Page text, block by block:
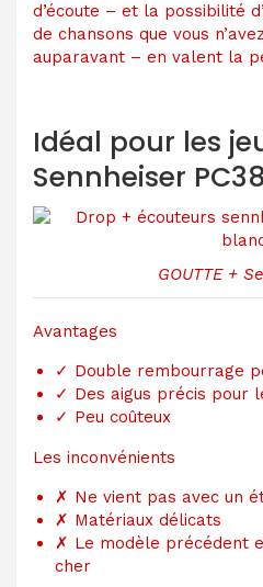
d’écoute – et la possibilité
de chansons que vous
auparavant – en valent la
Idéal pour les
Sennheiser
GOUTTE +
Avantages
✓ Double rembourrage
✓ Des aigus précis pour
✓ Peu coûteux
Les inconvénients
✗ Ne vient pas avec un
✗ Matériaux délicats
✗ Le modèle précédent
cher